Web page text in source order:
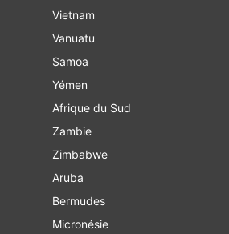
Vietnam
Vanuatu
Samoa
Yémen
Afrique du Sud
Zambie
Zimbabwe
Aruba
Bermudes
Micronésie